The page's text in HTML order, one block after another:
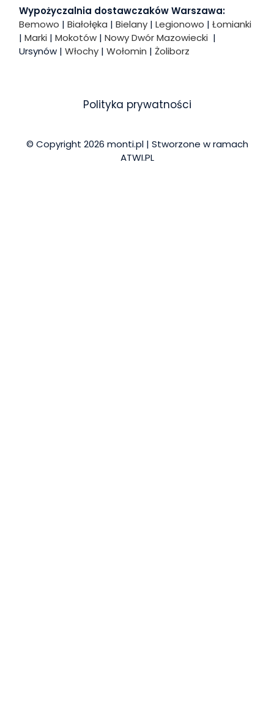
Wypożyczalnia dostawczaków Warszawa:
Bemowo | Białołęka | Bielany | Legionowo | Łomianki
| Marki | Mokotów | Nowy Dwór Mazowiecki |
Ursynów | Włochy | Wołomin | Żoliborz
Polityka prywatności
© Copyright 2026 monti.pl | Stworzone w ramach
ATWI.PL